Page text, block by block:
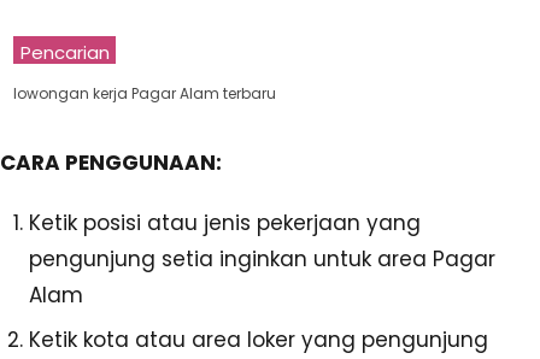
Pencarian
lowongan kerja Pagar Alam terbaru
CARA PENGGUNAAN:
Ketik posisi atau jenis pekerjaan yang
pengunjung setia inginkan untuk area Pagar
Alam
Ketik kota atau area loker yang pengunjung